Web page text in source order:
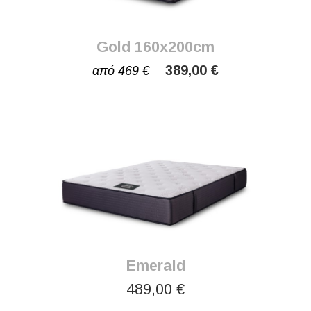
Gold 160x200cm
από 469 € 389,00 €
Emerald
489,00 €